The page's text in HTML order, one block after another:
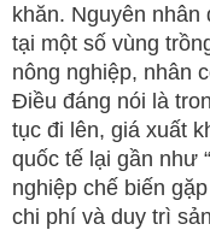
khăn. Nguyên
tại một số vùng
nông nghiệp, nhân
Điều đáng nói là
tục đi lên, giá xuất
quốc tế lại gần như
nghiệp chế biến
chi phí và duy trì